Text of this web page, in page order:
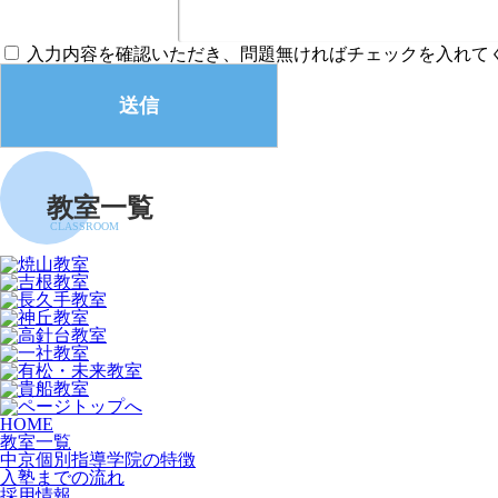
入力内容を確認いただき、 問題無ければチェックを入れて
教室一覧
CLASSROOM
HOME
教室一覧
中京個別指導学院の特徴
入塾までの流れ